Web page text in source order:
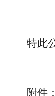
特此
附件：